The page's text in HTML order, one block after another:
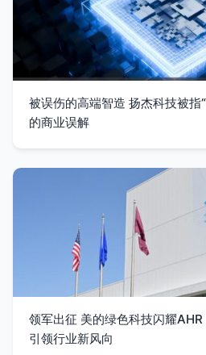
被误伤的高端智造 扬杰科技被指
的商业误解
领军出征 美的绿色科技闪耀
引领行业新风向